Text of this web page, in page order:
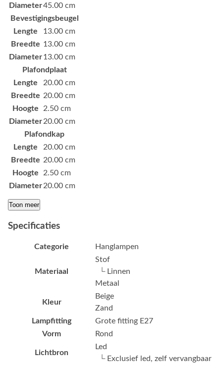
Diameter45.00 cm
Bevestigingsbeugel
Lengte
13.00 cm
Breedte 13.00 cm
Diameter13.00 cm
Plafondplaat
Lengte
20.00 cm
Breedte 20.00 cm
Hoogte
2.50 cm
Diameter20.00 cm
Plafondkap
Lengte
20.00 cm
Breedte 20.00 cm
Hoogte
2.50 cm
Diameter20.00 cm
Toon meer
Specificaties
Categorie Hanglampen
Materiaal
Stof
└ Linnen
Metaal
Kleur
Beige
Zand
Lampfitting
Grote fitting E27
Vorm
Rond
Lichtbron
Led
└ Exclusief led, zelf vervangbaar